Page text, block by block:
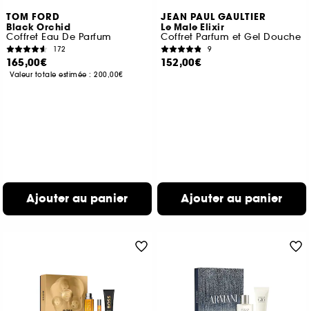
TOM FORD
Black Orchid
Coffret Eau De Parfum
172
165,00€
Valeur totale estimée :200,00€
Ajouter au panier
JEAN PAUL GAULTIER
Le Male Elixir
Coffret Parfum et Gel Douche
9
152,00€
Ajouter au panier